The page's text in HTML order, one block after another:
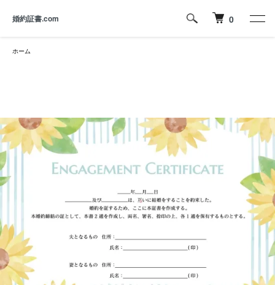
婚約証書.com 0
ホーム